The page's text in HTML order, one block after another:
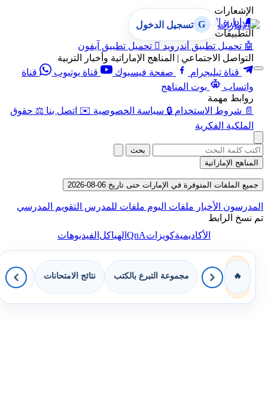
الإشعارات
🔔 إدارة الإشعارات
التطبيقات
🤖 تحميل تطبيق أندرويد  تحميل تطبيق آيفون
التواصل الاجتماعي | المناهج الإماراتية وأخبار التربية
قناة تيليجرام
صفحة فيسبوك قناة يوتيوب
قناة
واتساب
بوت المناهج
روابط مهمة
📄 شروط الاستخدام 🔒 سياسة الخصوصية ✉️ اتصل بنا ⚖️ حقوق
الملكية الفكرية
G تسجيل الدخول
بحث
المناهج الإماراتية
جميع الملفات المتوفرة في الإمارات حتى تاريخ 06-08-2026
المدرسون الأخبار ملفات اليوم ملفات للمدرس التقويم المدرسي
تم نسخ الرابط
الأكاديميةكويزاتQnAالهياكلالفيديوهات
🔥 مجموعة التبرع بالكتب نتائج الامتحانات